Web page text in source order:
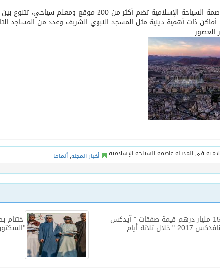
يذكر أن المدينة المنورة عاصمة السياحة الإسلامية تضم أكثر من 200
أماكن ذات أهمية دينية مثل المسجد النبوي الشريف وعدد من المساجد
العصور.
أخبار المجلة, أنماط
اختتام
15.4 مليار درهم قيمة صفقات " آيدكس
2017 " خلال ثلاثة أيام